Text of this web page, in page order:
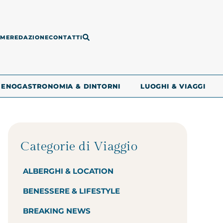
REDAZIONECONTATTI
ENOGASTRONOMIA & DINTORNI LUOGHI & VIAGGI
Categorie di Viaggio
ALBERGHI & LOCATION
BENESSERE & LIFESTYLE
BREAKING NEWS